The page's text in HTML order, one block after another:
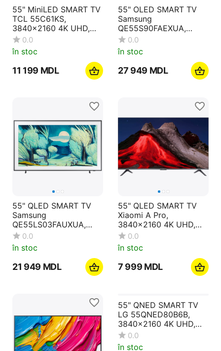
55" MiniLED SMART TV
TCL 55C61KS,
3840x2160 4K UHD,
Google TV, Negru
0.0
în stoc
11 199 MDL
55" OLED SMART TV
Samsung
QE55S90FAEXUA,
3840x2160 4K UHD,
Tizen, Negru
0.0
în stoc
27 949 MDL
55" QLED SMART TV
Samsung
QE55LS03FAUXUA,
3840x2160 4K UHD,
Tizen, Negru
0.0
în stoc
21 949 MDL
55" QLED SMART TV
Xiaomi A Pro,
3840x2160 4K UHD,
Android TV, Gri
0.0
în stoc
7 999 MDL